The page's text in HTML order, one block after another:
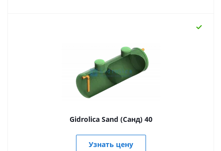
Gidrolica Sand (Санд) 40
Узнать цену